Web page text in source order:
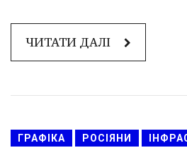
ЧИТАТИ ДАЛІ
ГРАФІКА РОСІЯНИ